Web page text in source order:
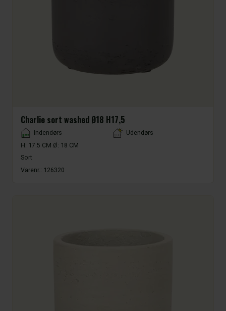
Charlie sort washed Ø18 H17,5
Placement
Indendørs
Udendørs
H: 17.5 CM Ø: 18 CM
Sort
Varenr.: 126320